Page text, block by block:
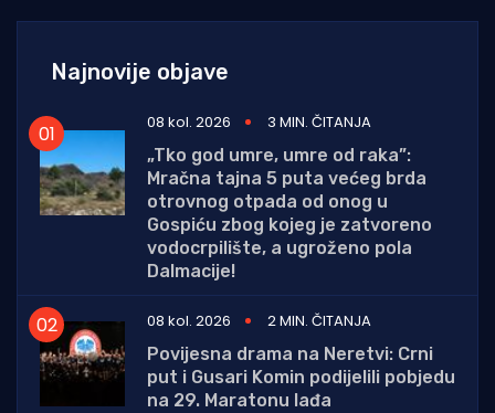
Najnovije objave
08 kol. 2026
3 MIN. ČITANJA
„Tko god umre, umre od raka”:
Mračna tajna 5 puta većeg brda
otrovnog otpada od onog u
Gospiću zbog kojeg je zatvoreno
vodocrpilište, a ugroženo pola
Dalmacije!
08 kol. 2026
2 MIN. ČITANJA
Povijesna drama na Neretvi: Crni
put i Gusari Komin podijelili pobjedu
na 29. Maratonu lađa